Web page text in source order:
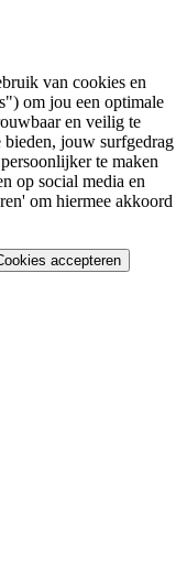
van cookies en
om jou een optimale
en veilig te
bieden, jouw surfgedrag
te maken
op social media en
om hiermee akkoord
accepteren